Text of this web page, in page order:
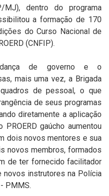
MJ), dentro do programa
a formação de 170
do Curso Nacional de
(CNFIP).
de governo e o
mais uma vez, a Brigada
de pessoal, o que
de seus programas
diretamente a aplicação
gaúcho aumentou
dois novos mentores e sua
novos membros, formados
de ter fornecido facilitador
novos instrutores na Polícia
PMMS.